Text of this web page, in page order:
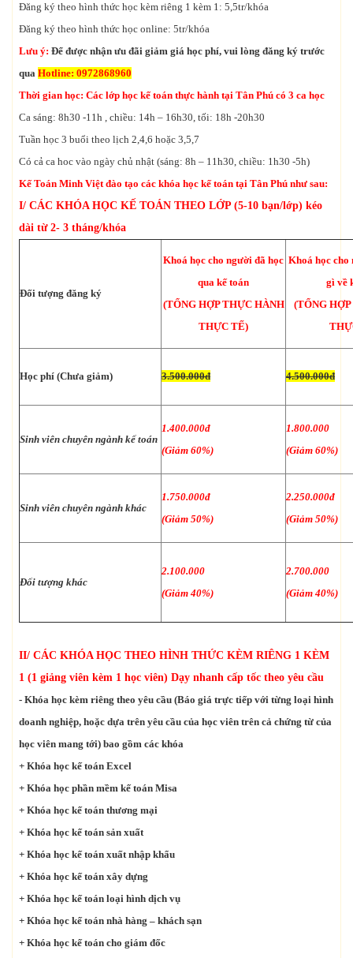
Đăng ký theo hình thức học kèm riêng 1 kèm 1: 5,5tr/khóa
Đăng ký theo hình thức học online: 5tr/khóa
Lưu ý: Để được nhận ưu đãi giảm giá học phí, vui lòng đăng ký trước
qua Hotline: 0972868960
Thời gian học: Các lớp học kế toán thực hành tại Tân Phú có 3 ca học
Ca sáng: 8h30 -11h , chiều: 14h – 16h30, tối: 18h -20h30
Tuần học 3 buổi theo lịch 2,4,6 hoặc 3,5,7
Có cả ca hoc vào ngày chủ nhật (sáng: 8h – 11h30, chiều: 1h30 -5h)
Kế Toán Minh Việt đào tạo các khóa học kế toán tại Tân Phú như sau:
I/ CÁC KHÓA HỌC KẾ TOÁN THEO LỚP (5-10 bạn/lớp) kéo
dài từ 2- 3 tháng/khóa
Đối tượng đăng ký
Khoá học cho người đã học
qua kế toán
(TỔNG HỢP THỰC HÀNH
THỰC TẾ)
Khoá học cho
gì về
(TỔNG
Học phí (Chưa giảm) 3.500.000đ 4.500.000đ
Sinh viên chuyên ngành kế toán
1.400.000đ
(Giảm 60%)
1.800.000
(Giảm 60%)
Sinh viên chuyên ngành khác
1.750.000đ
(Giảm 50%)
2.250.000đ
(Giảm 50%)
Đối tượng khác
2.100.000
(Giảm 40%)
2.700.000
(Giảm 40%)
II/ CÁC KHÓA HỌC THEO HÌNH THỨC KÈM RIÊNG 1 KÈM
1 (1 giảng viên kèm 1 học viên) Dạy nhanh cấp tốc theo yêu cầu
- Khóa học kèm riêng theo yêu cầu (Báo giá trực tiếp với từng loại hình
doanh nghiệp, hoặc dựa trên yêu cầu của học viên trên cả chứng từ của
học viên mang tới) bao gồm các khóa
+ Khóa học kế toán Excel
+ Khóa học phần mềm kế toán Misa
+ Khóa học kế toán thương mại
+ Khóa học kế toán sản xuất
+ Khóa học kế toán xuất nhập khẩu
+ Khóa học kế toán xây dựng
+ Khóa học kế toán loại hình dịch vụ
+ Khóa học kế toán nhà hàng – khách sạn
+ Khóa học kế toán cho giám đốc